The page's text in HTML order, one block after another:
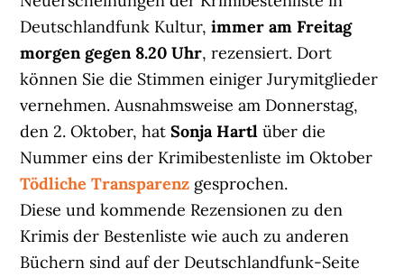
Deutschlandfunk Kultur,immer am Freitag
morgen gegen 8.20 Uhr, rezensiert. Dort
können Sie die Stimmen einiger Jurymitglieder
vernehmen. Ausnahmsweise am Donnerstag,
den 2. Oktober, hatSonja Hartl über die
Nummer eins der Krimibestenliste im Oktober
Tödliche Transparenz gesprochen.
Diese und kommende Rezensionen zu den
Krimis der Bestenliste wie auch zu anderen
Büchern sind auf der Deutschlandfunk-Seite